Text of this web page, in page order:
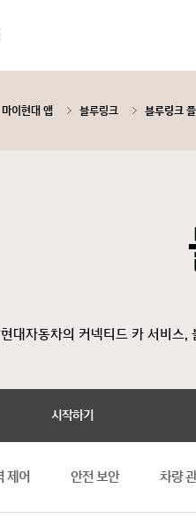
마이현대 앱 블루링크 블루링크
현대자동차의 커넥티드 카 서비스,
시작하기
제어 안전 보안 차량